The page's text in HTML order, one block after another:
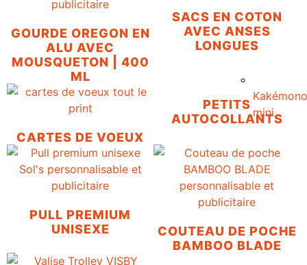
Kakémono
mini
GOURDE OREGON EN
ALU AVEC
MOUSQUETON | 400
ML
SACS EN COTON
AVEC ANSES
LONGUES
CARTES DE VOEUX
PETITS
AUTOCOLLANTS
PULL PREMIUM
UNISEXE
COUTEAU DE POCHE
BAMBOO BLADE